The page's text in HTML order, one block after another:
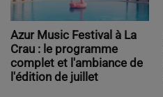
Azur Music Festival à La
Crau : le programme
complet et l'ambiance de
l'édition de juillet